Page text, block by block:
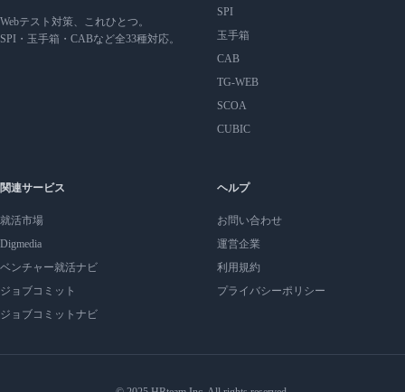
Webテスト対策、これひとつ。
SPI・玉手箱・CABなど全33種対応。
SPI
玉手箱
CAB
TG-WEB
SCOA
CUBIC
関連サービス
就活市場
Digmedia
ベンチャー就活ナビ
ジョブコミット
ジョブコミットナビ
ヘルプ
お問い合わせ
運営企業
利用規約
プライバシーポリシー